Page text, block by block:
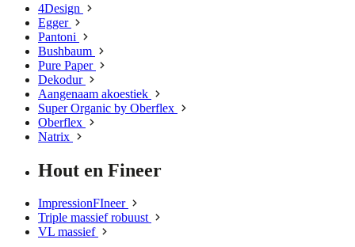
4Design
Egger
Pantoni
Bushbaum
Pure Paper
Dekodur
Aangenaam akoestiek
Super Organic by Oberflex
Oberflex
Natrix
Hout en Fineer
ImpressionFIneer
Triple massief robuust
VL massief